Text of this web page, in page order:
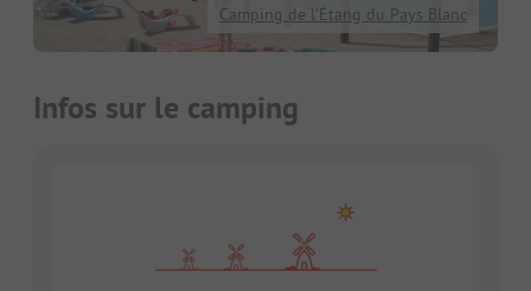
Camping de l’Étang du Pays Blanc
Infos sur le camping